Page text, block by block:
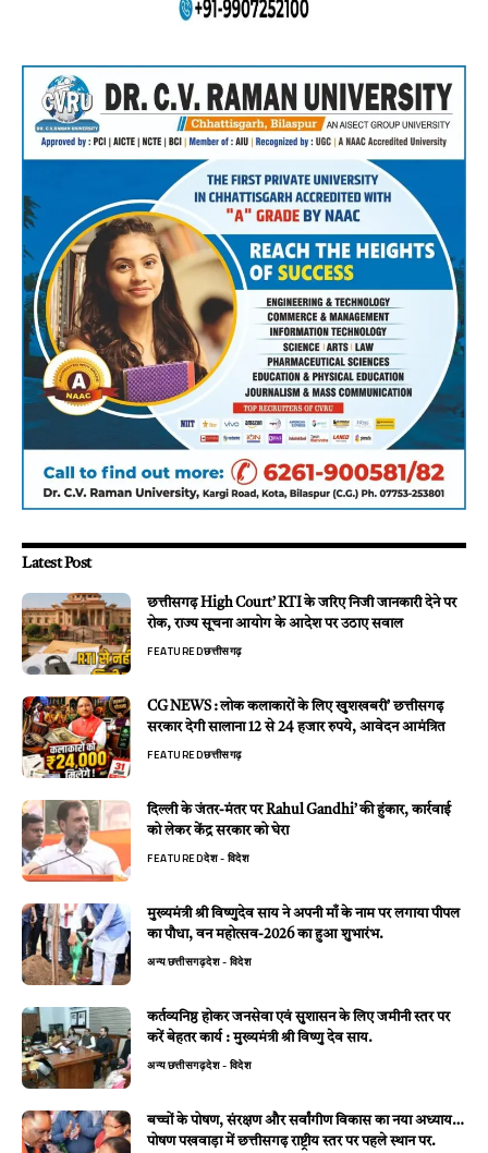
Latest Post
छत्तीसगढ़ High Court’ RTI के जरिए निजी जानकारी देने पर
रोक, राज्य सूचना आयोग के आदेश पर उठाए सवाल
FEATUREDछत्तीसगढ़
CG NEWS : लोक कलाकारों के लिए खुशखबरी’ छत्तीसगढ़
सरकार देगी सालाना 12 से 24 हजार रुपये, आवेदन आमंत्रित
FEATUREDछत्तीसगढ़
दिल्ली के जंतर-मंतर पर Rahul Gandhi’ की हुंकार, कार्रवाई
को लेकर केंद्र सरकार को घेरा
FEATUREDदेश - विदेश
मुख्यमंत्री श्री विष्णुदेव साय ने अपनी माँ के नाम पर लगाया पीपल
का पौधा, वन महोत्सव-2026 का हुआ शुभारंभ.
अन्यछत्तीसगढ़देश - विदेश
कर्तव्यनिष्ठ होकर जनसेवा एवं सुशासन के लिए जमीनी स्तर पर
करें बेहतर कार्य : मुख्यमंत्री श्री विष्णु देव साय.
अन्यछत्तीसगढ़देश - विदेश
बच्चों के पोषण, संरक्षण और सर्वांगीण विकास का नया अध्याय…
पोषण पखवाड़ा में छत्तीसगढ़ राष्ट्रीय स्तर पर पहले स्थान पर.